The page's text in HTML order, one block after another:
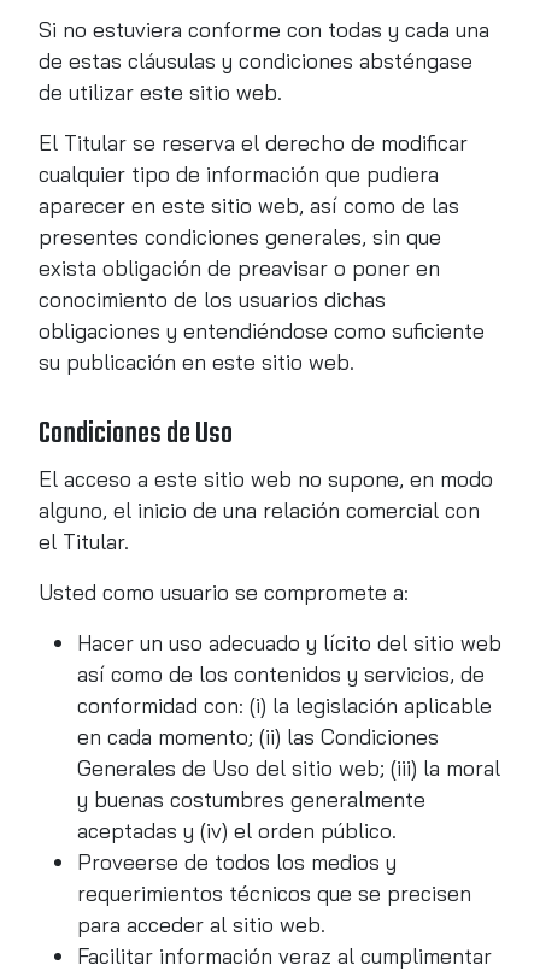
Si no estuviera conforme con todas y cada una
de estas cláusulas y condiciones absténgase
de utilizar este sitio web.
El Titular se reserva el derecho de modificar
cualquier tipo de información que pudiera
aparecer en este sitio web, así como de las
presentes condiciones generales, sin que
exista obligación de preavisar o poner en
conocimiento de los usuarios dichas
obligaciones y entendiéndose como suficiente
su publicación en este sitio web.
Condiciones de Uso
El acceso a este sitio web no supone, en modo
alguno, el inicio de una relación comercial con
el Titular.
Usted como usuario se compromete a:
Hacer un uso adecuado y lícito del sitio web
así como de los contenidos y servicios, de
conformidad con: (i) la legislación aplicable
en cada momento; (ii) las Condiciones
Generales de Uso del sitio web; (iii) la moral
y buenas costumbres generalmente
aceptadas y (iv) el orden público.
Proveerse de todos los medios y
requerimientos técnicos que se precisen
para acceder al sitio web.
Facilitar información veraz al cumplimentar